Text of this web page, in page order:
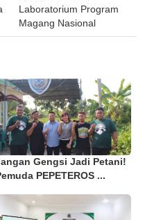
Laboratorium Program
Magang Nasional
Gengsi Jadi Petani!
PEPETEROS ...